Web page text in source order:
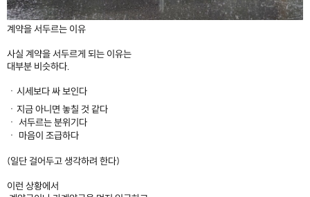
계약을 서두르는 이유
사실 계약을 서두르게 되는 이유는
대부분 비슷하다.
ㆍ시세보다 싸 보인다
ㆍ지금 아니면 놓칠 것 같다
ㆍ 서두르는 분위기다
ㆍ 마음이 조급하다
(일단 걸어두고 생각하려 한다)​
이런 상황에서